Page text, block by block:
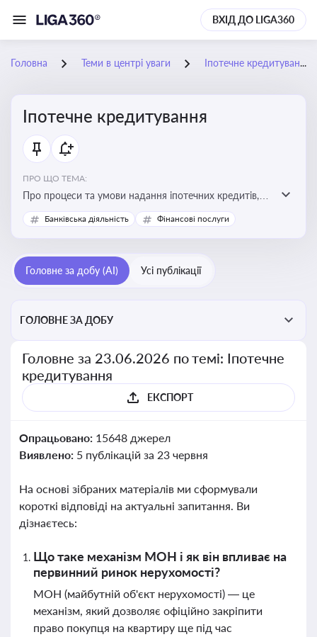
ВХІД ДО LIGA360
Головна Теми в центрі уваги Іпотечне кредитування
Іпотечне кредитування
ПРО ЩО ТЕМА:
Про процеси та умови надання іпотечних кредитів,
зміни у законодавстві та тенденції на ринку житла
Банківська діяльність Фінансові послуги
Головне за добу (AI) Усі публікації
ГОЛОВНЕ ЗА ДОБУ
Головне за 23.06.2026 по темі: Іпотечне
кредитування
ЕКСПОРТ
Опрацьовано: 15648 джерел
Виявлено: 5 публікацій за 23 червня
На основі зібраних матеріалів ми сформували
короткі відповіді на актуальні запитання. Ви
дізнаєтесь:
Що таке механізм МОН і як він впливає на
первинний ринок нерухомості?
МОН (майбутній об'єкт нерухомості) — це
механізм, який дозволяє офіційно закріпити
право покупця на квартиру ще під час